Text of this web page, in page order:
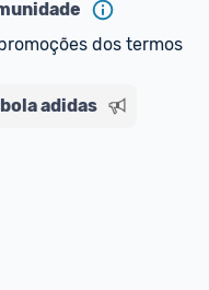
dos termos
adidas